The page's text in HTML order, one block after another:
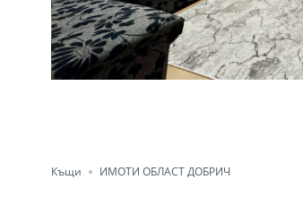
Къщи ИМОТИ ОБЛАСТ ДОБРИЧ